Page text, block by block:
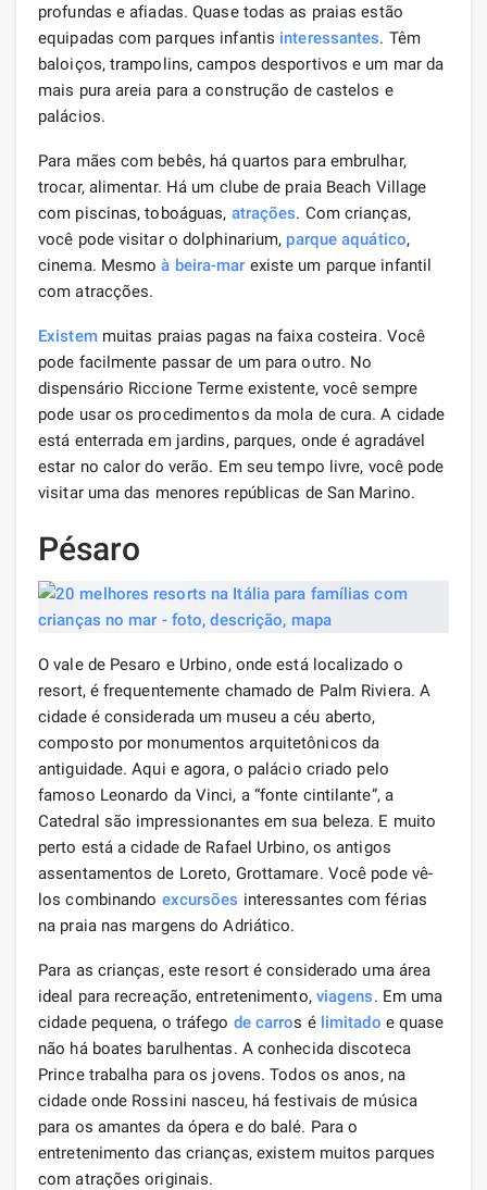
profundas e afiadas. Quase todas as praias estão
equipadas com parques infantis interessantes. Têm
baloiços, trampolins, campos desportivos e um mar da
mais pura areia para a construção de castelos e
palácios.
Para mães com bebês, há quartos para embrulhar,
trocar, alimentar. Há um clube de praia Beach Village
com piscinas, toboáguas, atrações. Com crianças,
você pode visitar o dolphinarium, parque aquático,
cinema. Mesmoà beira-mar existe um parque infantil
com atracções.
Existemmuitas praias pagas na faixa costeira. Você
pode facilmente passar de um para outro. No
dispensário Riccione Terme existente, você sempre
pode usar os procedimentos da mola de cura. A cidade
está enterrada em jardins, parques, onde é agradável
estar no calor do verão. Em seu tempo livre, você pode
visitar uma das menores repúblicas de San Marino.
Pésaro
O vale de Pesaro e Urbino, onde está localizado o
resort, é frequentemente chamado de Palm Riviera. A
cidade é considerada um museu a céu aberto,
composto por monumentos arquitetônicos da
antiguidade. Aqui e agora, o palácio criado pelo
famoso Leonardo da Vinci, a “fonte cintilante”, a
Catedral são impressionantes em sua beleza. E muito
perto está a cidade de Rafael Urbino, os antigos
assentamentos de Loreto, Grottamare. Você pode vê-
los combinando excursões interessantes com férias
na praia nas margens do Adriático.
Para as crianças, este resort é considerado uma área
ideal para recreação, entretenimento, viagens. Em uma
cidade pequena, o tráfego de carros é limitado e quase
não há boates barulhentas. A conhecida discoteca
Prince trabalha para os jovens. Todos os anos, na
cidade onde Rossini nasceu, há festivais de música
para os amantes da ópera e do balé. Para o
entretenimento das crianças, existem muitos parques
com atrações originais.